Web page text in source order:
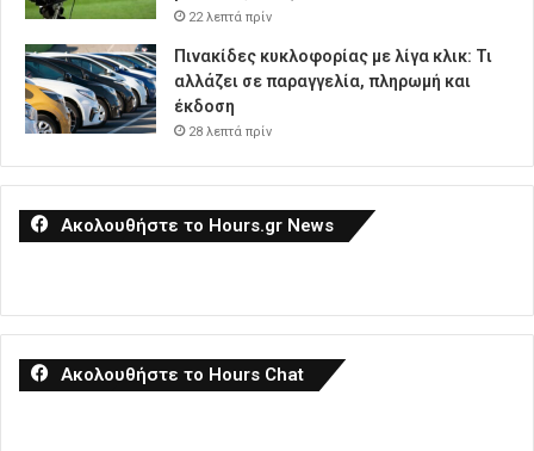
22 λεπτά πρίν
Πινακίδες κυκλοφορίας με λίγα κλικ: Τι
αλλάζει σε παραγγελία, πληρωμή και
έκδοση
28 λεπτά πρίν
Ακολουθήστε το Hours.gr News
Ακολουθήστε το Hours Chat